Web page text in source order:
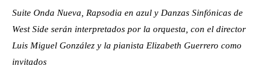
Suite Onda Nueva, Rapsodia en azul y Danzas Sinfónicas de
West Side serán interpretados por la orquesta, con el director
Luis Miguel González y la pianista Elizabeth Guerrero como
invitados